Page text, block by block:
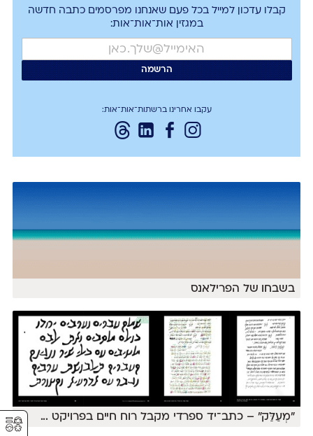
קבלו עדכון למייל בכל פעם שאנחנו מפרסמים כתבה חדשה
במגזין אות־אות־אות:
עקבו אחרינו ברשתות־אות־אות:
בשבחו של הפרילאנס
״מְעַלַּק״ – כתב־יד ספרדי מקבל רוח חיים בפרויקט ...
⚥︎